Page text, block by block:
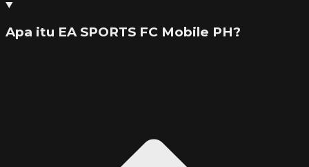
Apa itu EA SPORTS FC Mobile PH?